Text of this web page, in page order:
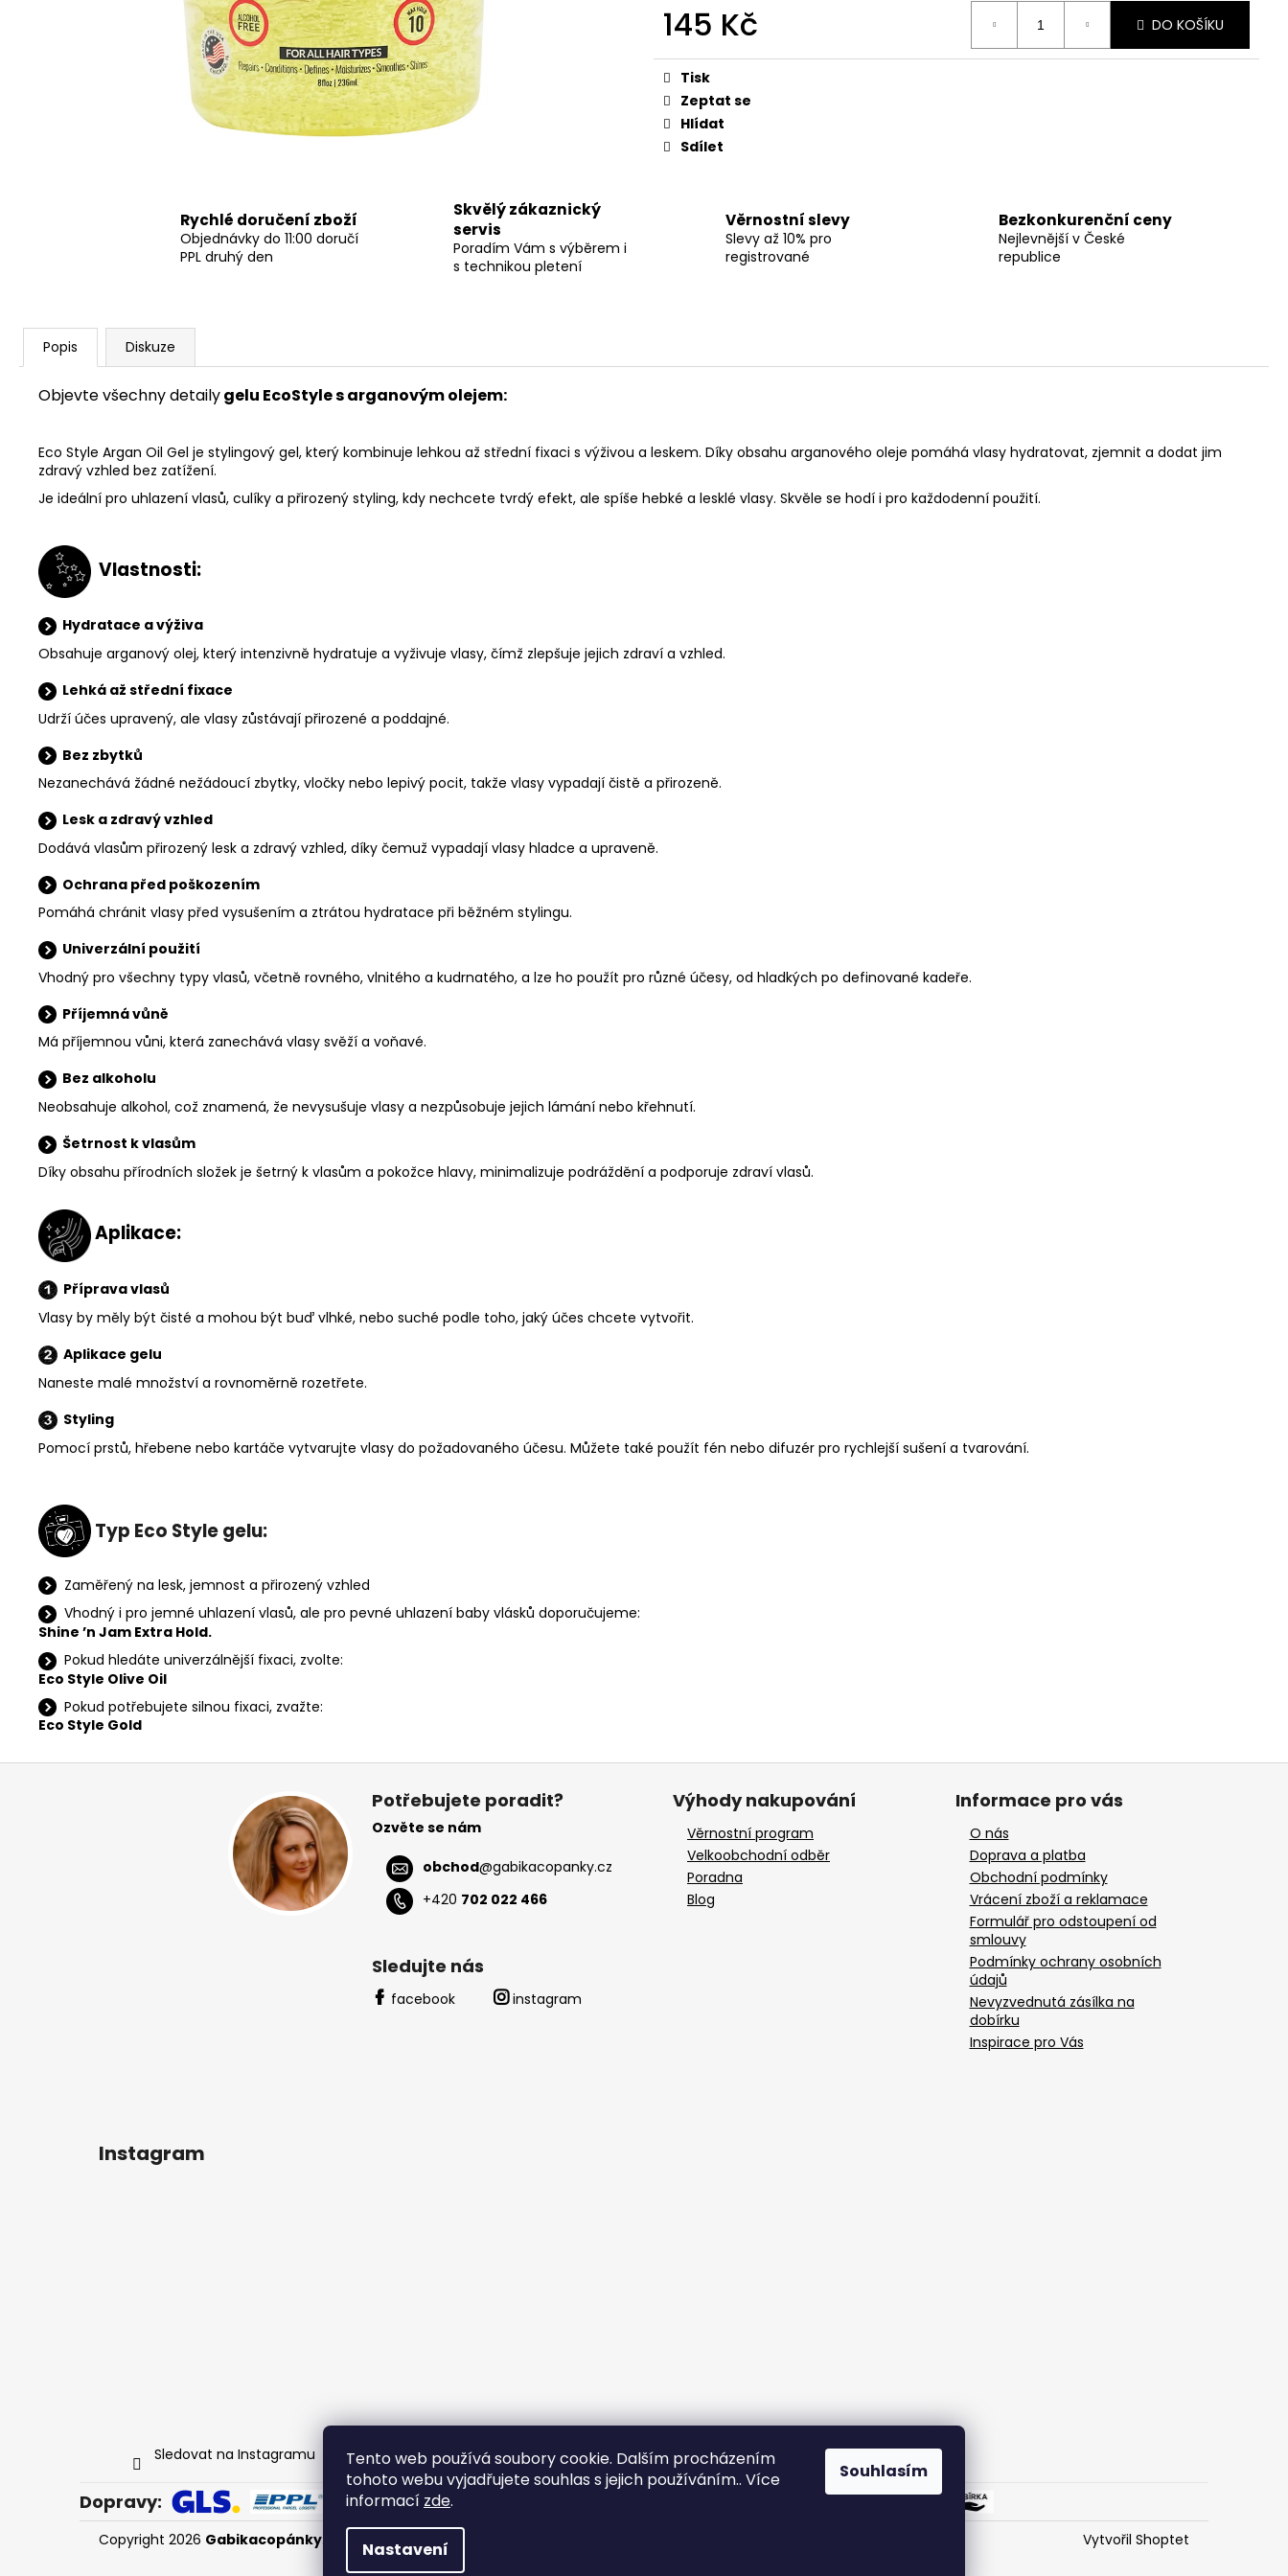
Tento web používá soubory cookie. Dalším procházením
tohoto webu vyjadřujete souhlas s jejich používáním.. Více
informací zde.
Nastavení
Souhlasím
145 Kč DO KOŠÍKU
Tisk
Zeptat se
Hlídat
Sdílet
Rychlé doručení zboží
Objednávky do 11:00 doručí
PPL druhý den
Skvělý zákaznický
servis
Poradím Vám s výběrem i
s technikou pletení
Věrnostní slevy
Slevy až 10% pro
registrované
Bezkonkurenční ceny
Nejlevnější v České
republice
Popis Diskuze
Objevte všechny detailygelu EcoStyle s arganovým olejem:
Eco Style Argan Oil Gel je stylingový gel, který kombinuje lehkou až střední fixaci s výživou a leskem. Díky obsahu arganového oleje pomáhá vlasy hydratovat, zjemnit a dodat jim
zdravý vzhled bez zatížení.
Je ideální pro uhlazení vlasů, culíky a přirozený styling, kdy nechcete tvrdý efekt, ale spíše hebké a lesklé vlasy. Skvěle se hodí i pro každodenní použití.
Vlastnosti:
Hydratace a výživa
Obsahuje arganový olej, který intenzivně hydratuje a vyživuje vlasy, čímž zlepšuje jejich zdraví a vzhled.
Lehká až střední fixace
Udrží účes upravený, ale vlasy zůstávají přirozené a poddajné.
Bez zbytků
Nezanechává žádné nežádoucí zbytky, vločky nebo lepivý pocit, takže vlasy vypadají čistě a přirozeně.
Lesk a zdravý vzhled
Dodává vlasům přirozený lesk a zdravý vzhled, díky čemuž vypadají vlasy hladce a upraveně.
Ochrana před poškozením
Pomáhá chránit vlasy před vysušením a ztrátou hydratace při běžném stylingu.
Univerzální použití
Vhodný pro všechny typy vlasů, včetně rovného, vlnitého a kudrnatého, a lze ho použít pro různé účesy, od hladkých po definované kadeře.
Příjemná vůně
Má příjemnou vůni, která zanechává vlasy svěží a voňavé.
Bez alkoholu
Neobsahuje alkohol, což znamená, že nevysušuje vlasy a nezpůsobuje jejich lámání nebo křehnutí.
Šetrnost k vlasům
Díky obsahu přírodních složek je šetrný k vlasům a pokožce hlavy, minimalizuje podráždění a podporuje zdraví vlasů.
Aplikace:
Příprava vlasů
Vlasy by měly být čisté a mohou být buď vlhké, nebo suché podle toho, jaký účes chcete vytvořit.
Aplikace gelu
Naneste malé množství a rovnoměrně rozetřete.
Styling
Pomocí prstů, hřebene nebo kartáče vytvarujte vlasy do požadovaného účesu. Můžete také použít fén nebo difuzér pro rychlejší sušení a tvarování.
Typ Eco Style gelu:
Zaměřený na lesk, jemnost a přirozený vzhled
Vhodný i pro jemné uhlazení vlasů, ale pro pevné uhlazení baby vlásků doporučujeme:
Shine ’n Jam Extra Hold.
Pokud hledáte univerzálnější fixaci, zvolte:
Eco Style Olive Oil
Pokud potřebujete silnou fixaci, zvažte:
Eco Style Gold
Potřebujete poradit?
Ozvěte se nám
obchod@gabikacopanky.cz
+420 702 022 466
Sledujte nás
facebook instagram
Výhody nakupování
Věrnostní program
Velkoobchodní odběr
Poradna
Blog
Informace pro vás
O nás
Doprava a platba
Obchodní podmínky
Vrácení zboží a reklamace
Formulář pro odstoupení od
smlouvy
Podmínky ochrany osobních
údajů
Nevyzvednutá zásílka na
dobírku
Inspirace pro Vás
Instagram
Sledovat na Instagramu
Dopravy:
Vytvořil Shoptet
Copyright 2026 Gabikacopánky . Všechna práva vyhrazena.